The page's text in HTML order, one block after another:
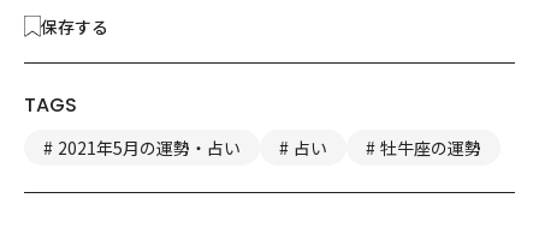
保存する
TAGS
2021年5月の運勢・占い 占い 牡牛座の運勢